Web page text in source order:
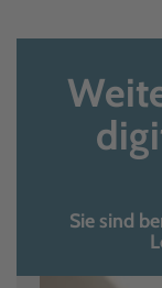
Sie sind